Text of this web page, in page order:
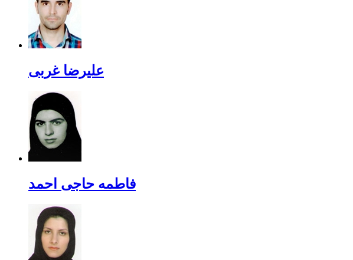
علیرضا غربی
فاطمه حاجی احمد